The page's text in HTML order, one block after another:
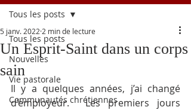
Tous les posts
Nouvelles
Vie pastorale
Communautés chrétiennes
Tous les posts
Un Esprit-Saint dans un corps
sain
5 janv. 2022 2 min de lecture
Il y a quelques années, j’ai changé
d’employeur.  Les premiers jours